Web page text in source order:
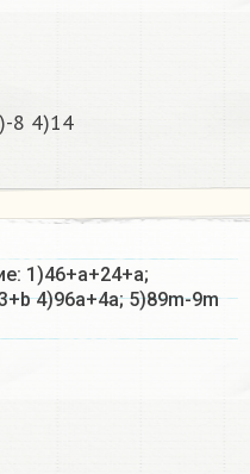
8 4)14
1)46+a+24+a;
4)96a+4a; 5)89m-9m